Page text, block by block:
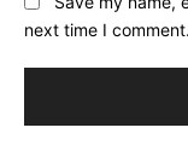
next time I comment.